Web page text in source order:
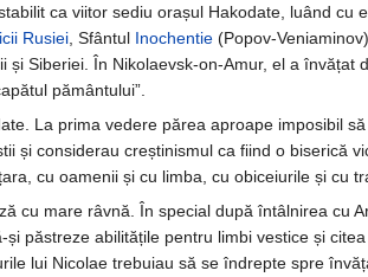
ca viitor sediu orașul Hakodate, luând cu
Rusiei , Sfântul Inochentie (Popov-Veniaminov),
și Siberiei. În Nikolaevsk-on-Amur, el a
pământului”.
La prima vedere părea aproape imposibil
și considerau creștinismul ca fiind o biserică
cu oamenii și cu limba, cu obiceiurile și cu
cu mare râvnă. În special după întâlnirea cu
păstreze abilitățile pentru limbi vestice și
lui Nicolae trebuiau să se îndrepte spre